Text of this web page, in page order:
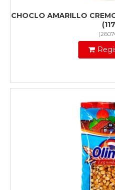
CHOCLO AMARILLO
(